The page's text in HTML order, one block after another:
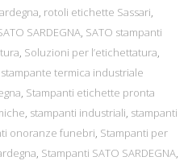
, rotoli etichette Sassari,
SARDEGNA, SATO stampanti
, Soluzioni per l’etichettatura,
stampante termica industriale
, Stampanti etichette pronta
, stampanti industriali, stampanti
onoranze funebri, Stampanti per
, Stampanti SATO SARDEGNA,